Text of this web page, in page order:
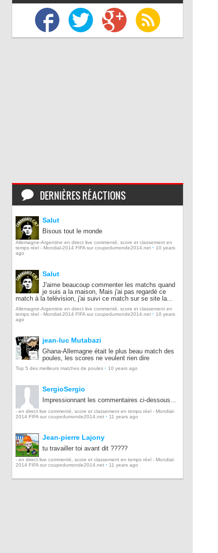
DERNIÈRES RÉACTIONS
Salut
Bisous tout le monde
Allemagne-Argentine en direct live commenté, score et classement en
temps réel - Mondial-2014 FIFA sur coupedumonde2014.net · 10 years
ago
Salut
J'aime beaucoup commenter les matchs quand
je suis a la maison, Mais j'ai pas regardé ce
match à la telévision, j'ai suivi ce match sur se site la...
Allemagne-Argentine en direct live commenté, score et classement en
temps réel - Mondial-2014 FIFA sur coupedumonde2014.net · 10 years
ago
jean-luc Mutabazi
Ghana-Allemagne était le plus beau match des
poules, les scores ne veulent rien dire
Top 5 des meilleurs matches de poules · 10 years ago
SergioSergio
Impressionnant les commentaires ci-dessous...
- en direct live commenté, score et classement en temps réel - Mondial-
2014 FIFA sur coupedumonde2014.net · 11 years ago
Jean-pierre Lajony
tu travailler toi avant dit ?????
- en direct live commenté, score et classement en temps réel - Mondial-
2014 FIFA sur coupedumonde2014.net · 11 years ago